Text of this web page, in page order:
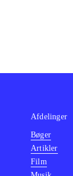
Afdelinger
Bøger
Artikler
Film